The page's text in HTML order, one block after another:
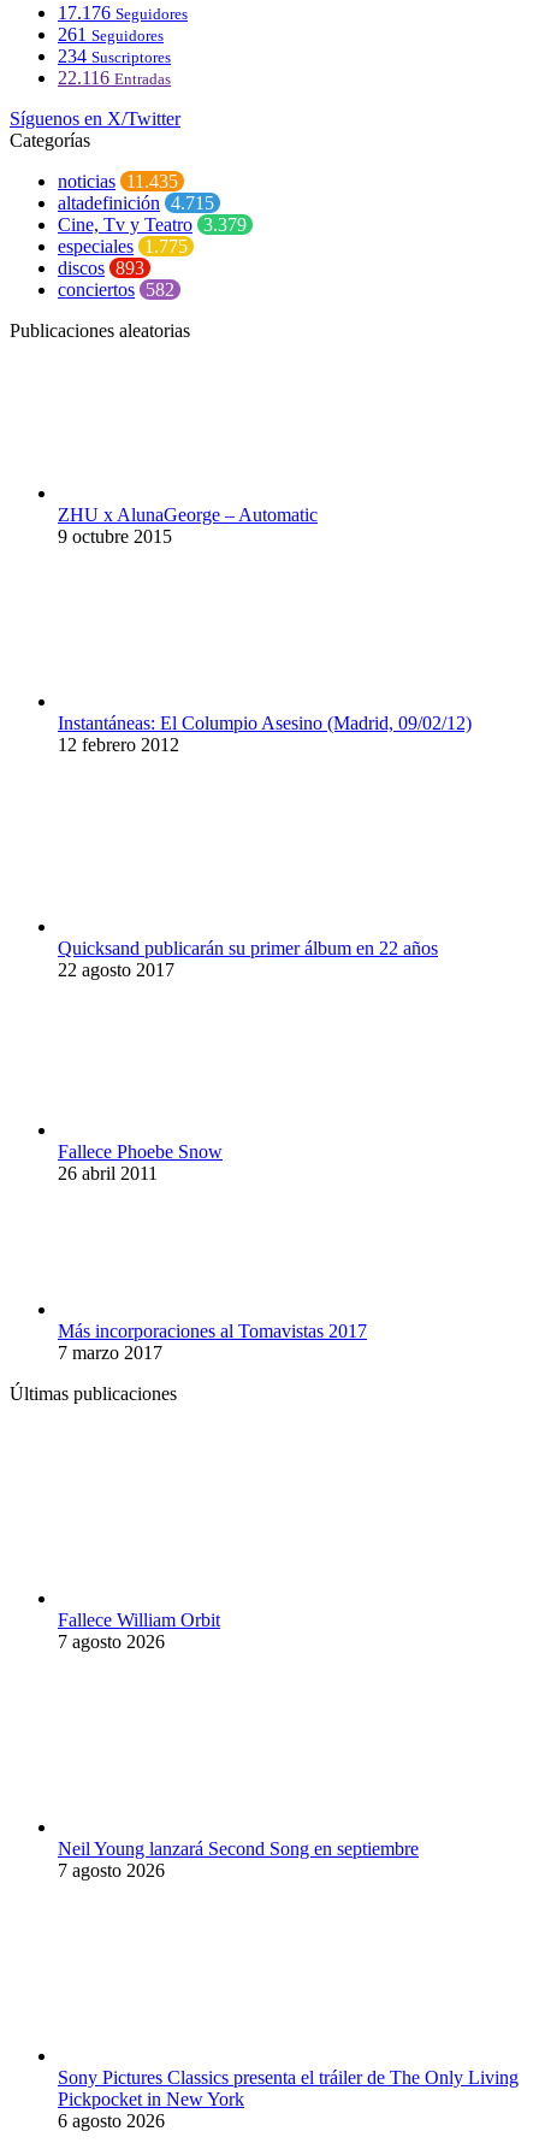
17.176 Seguidores
261 Seguidores
234 Suscriptores
22.116 Entradas
Síguenos en X/Twitter
Categorías
noticias 11.435
altadefinición 4.715
Cine, Tv y Teatro 3.379
especiales 1.775
discos 893
conciertos 582
Publicaciones aleatorias
ZHU x AlunaGeorge – Automatic
9 octubre 2015
Instantáneas: El Columpio Asesino (Madrid, 09/02/12)
12 febrero 2012
Quicksand publicarán su primer álbum en 22 años
22 agosto 2017
Fallece Phoebe Snow
26 abril 2011
Más incorporaciones al Tomavistas 2017
7 marzo 2017
Últimas publicaciones
Fallece William Orbit
7 agosto 2026
Neil Young lanzará Second Song en septiembre
7 agosto 2026
Sony Pictures Classics presenta el tráiler de The Only Living
Pickpocket in New York
6 agosto 2026